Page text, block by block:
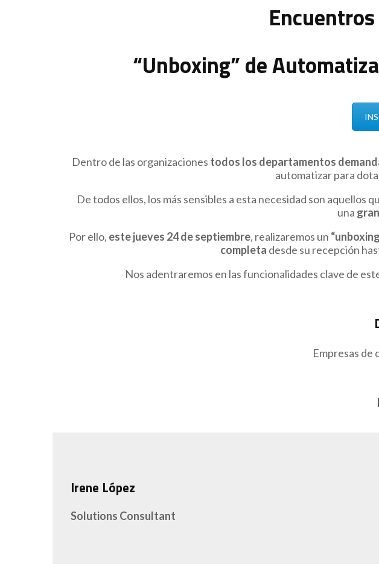
“Unboxing” de
Dentro de las organizaciones todos los departamentos
automatizar para
De todos ellos, los más sensibles a esta necesidad son aquellos
una
Por ello, este jueves 24 de septiembre, realizaremos un
completa desde su recepción
Nos adentraremos en las funcionalidades clave de
Empresas de
Irene López
Solutions Consultant